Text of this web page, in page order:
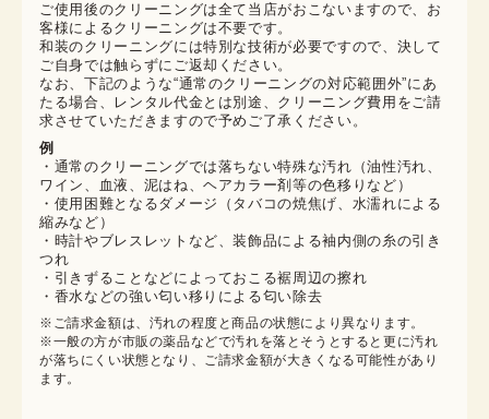
ご使用後のクリーニングは全て当店がおこないますので、お
客様によるクリーニングは不要です。
和装のクリーニングには特別な技術が必要ですので、決して
ご自身では触らずにご返却ください。
なお、下記のような“通常のクリーニングの対応範囲外”にあ
たる場合、レンタル代金とは別途、クリーニング費用をご請
求させていただきますので予めご了承ください。
例
・通常のクリーニングでは落ちない特殊な汚れ（油性汚れ、
ワイン、血液、泥はね、ヘアカラー剤等の色移りなど）
・使用困難となるダメージ（タバコの焼焦げ、水濡れによる
縮みなど）
・時計やブレスレットなど、装飾品による袖内側の糸の引き
つれ
・引きずることなどによっておこる裾周辺の擦れ
・香水などの強い匂い移りによる匂い除去
※ご請求金額は、汚れの程度と商品の状態により異なります。
※一般の方が市販の薬品などで汚れを落とそうとすると更に汚れ
が落ちにくい状態となり、ご請求金額が大きくなる可能性があり
ます。